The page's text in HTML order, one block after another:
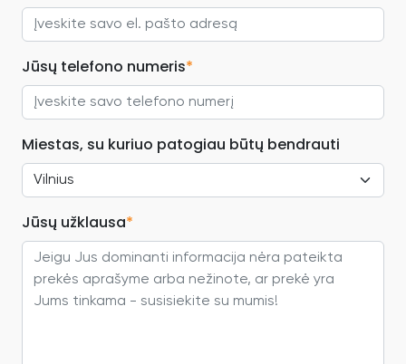
Jūsų telefono numeris*
Miestas, su kuriuo patogiau būtų bendrauti
Jūsų užklausa*